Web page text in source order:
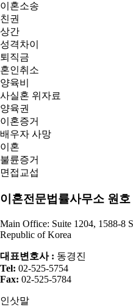
이혼소송
친권
상간
성격차이
퇴직금
혼인취소
양육비
사실혼 위자료
양육권
이혼증거
배우자 사망
이혼
불륜증거
면접교섭
이혼전문법률사무소 원호
Main Office: Suite 1204, 1588-8
Republic of Korea
대표변호사 : 동경진
Tel: 02-525-5754
Fax: 02-525-5784
인삿말